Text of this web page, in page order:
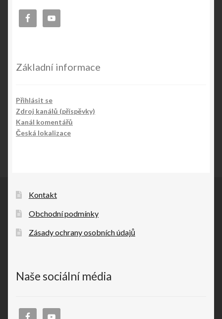
Základní informace
Přihlásit se
Zdroj kanálů (příspěvky)
Kanál komentářů
Česká lokalizace
Kontakt
Obchodní podmínky
Zásady ochrany osobních údajů
Naše sociální média